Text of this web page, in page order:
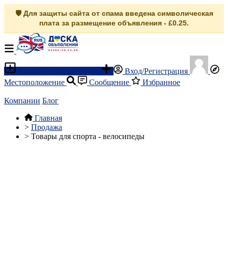
🛡️ Для защиты сайта от спама введена символическая
плата за размещение объявления - £0.25.
Вход/Регистрация
Местоположение
Сообщение Избранное
Компании Блог
Главная
> Продажа
> Товары для спорта - велосипеды